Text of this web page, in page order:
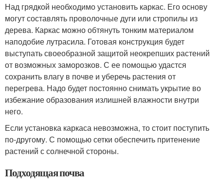
Над грядкой необходимо установить каркас. Его основу
могут составлять проволочные дуги или стропилы из
дерева. Каркас можно обтянуть тонким материалом
наподобие лутрасила. Готовая конструкция будет
выступать своеобразной защитой неокрепших растений
от возможных заморозков. С ее помощью удастся
сохранить влагу в почве и уберечь растения от
перегрева. Надо будет постоянно снимать укрытие во
избежание образования излишней влажности внутри
него.
Если установка каркаса невозможна, то стоит поступить
по-другому. С помощью сетки обеспечить притенение
растений с солнечной стороны.
Подходящая почва